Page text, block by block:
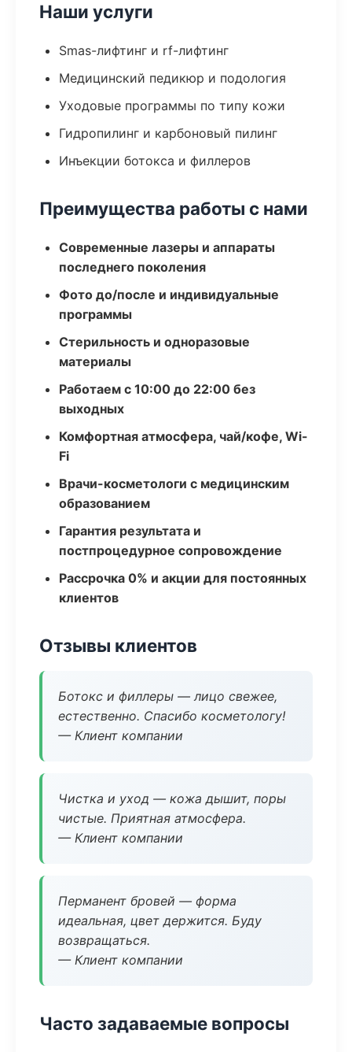
Наши услуги
Smas-лифтинг и rf-лифтинг
Медицинский педикюр и подология
Уходовые программы по типу кожи
Гидропилинг и карбоновый пилинг
Инъекции ботокса и филлеров
Преимущества работы с нами
Современные лазеры и аппараты
последнего поколения
Фото до/после и индивидуальные
программы
Стерильность и одноразовые
материалы
Работаем с 10:00 до 22:00 без
выходных
Комфортная атмосфера, чай/кофе, Wi-
Fi
Врачи-косметологи с медицинским
образованием
Гарантия результата и
постпроцедурное сопровождение
Рассрочка 0% и акции для постоянных
клиентов
Отзывы клиентов
Ботокс и филлеры — лицо свежее,
естественно. Спасибо косметологу!
— Клиент компании
Чистка и уход — кожа дышит, поры
чистые. Приятная атмосфера.
— Клиент компании
Перманент бровей — форма
идеальная, цвет держится. Буду
возвращаться.
— Клиент компании
Часто задаваемые вопросы